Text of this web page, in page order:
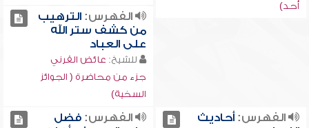
أحد)
الفهرس:الترهيب
من كشف ستر الله
على العباد
للشيخ: عائض القرني
جزء من محاضرة ( الجوائز
السخية)
الفهرس:أحاديث
الفهرس:فضل